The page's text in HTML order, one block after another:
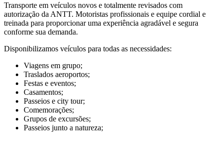
Transporte em veículos novos e totalmente revisados com
autorização da ANTT. Motoristas profissionais e equipe cordial e
treinada para proporcionar uma experiência agradável e segura
conforme sua demanda.
Disponibilizamos veículos para todas as necessidades:
Viagens em grupo;
Traslados aeroportos;
Festas e eventos;
Casamentos;
Passeios e city tour;
Comemorações;
Grupos de excursões;
Passeios junto a natureza;